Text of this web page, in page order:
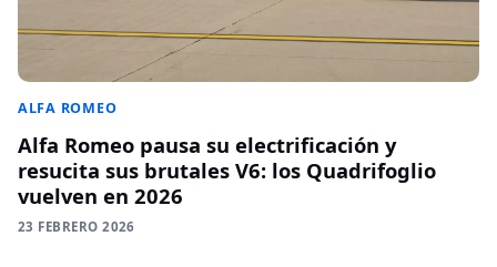
ALFA ROMEO
Alfa Romeo pausa su electrificación y
resucita sus brutales V6: los Quadrifoglio
vuelven en 2026
23 FEBRERO 2026